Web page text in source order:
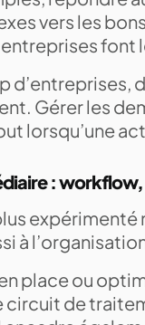
vers les
entreprises
Gérer les
lorsqu’une
:
expérimenté
à
place ou
de